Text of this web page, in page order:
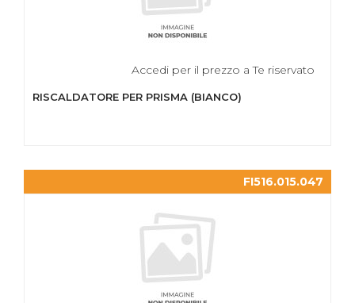
Accedi per il prezzo a Te riservato
RISCALDATORE PER PRISMA (BIANCO)
FI516.015.047